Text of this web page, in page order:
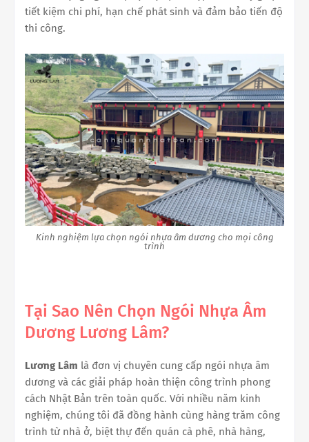
tiết kiệm chi phí, hạn chế phát sinh và đảm bảo tiến độ
thi công.
Kinh nghiệm lựa chọn ngói nhựa âm dương cho mọi công
trình
Tại Sao Nên Chọn Ngói Nhựa Âm
Dương Lương Lâm?
Lương Lâm là đơn vị chuyên cung cấp ngói nhựa âm
dương và các giải pháp hoàn thiện công trình phong
cách Nhật Bản trên toàn quốc. Với nhiều năm kinh
nghiệm, chúng tôi đã đồng hành cùng hàng trăm công
trình từ nhà ở, biệt thự đến quán cà phê, nhà hàng,